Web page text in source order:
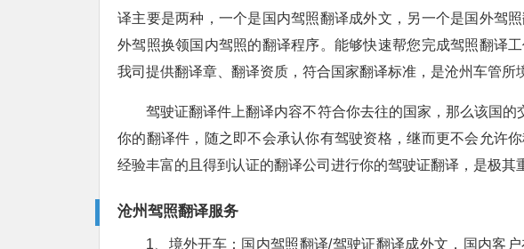
译主要是两种，一个是国内驾照翻译成外文，另一个是国外驾
外驾照换领国内驾照的翻译程序。能够快速帮您完成驾照翻译
我司提供翻译章、翻译资质，符合国家翻译标准，是沧州车管所
驾驶证翻译件上翻译内容不符合你去往的国家，那么该国的
你的翻译件，随之即不会承认你有驾驶资格，继而更不会允许
经验丰富的且得到认证的翻译公司进行你的驾驶证翻译，是极其
沧州驾照翻译服务
1、境外开车：国内驾照翻译/驾驶证翻译成外文，国内客